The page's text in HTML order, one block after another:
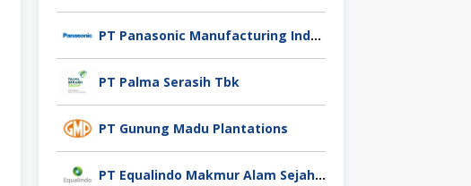
PT Panasonic Manufacturing Indonesia
PT Palma Serasih Tbk
PT Gunung Madu Plantations
PT Equalindo Makmur Alam Sejahtera (Equalindo Group)